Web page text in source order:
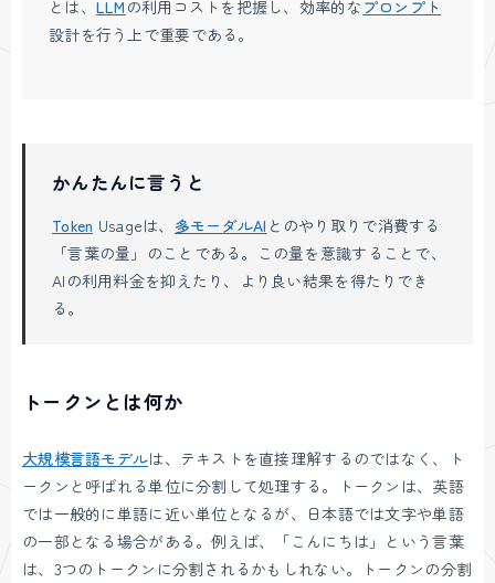
とは、 LLM の利用コストを把握し、効率的な プロンプト
設計を行う上で重要である。
かんたんに言うと
Token Usageは、 多モーダルAI とのやり取りで消費する
「言葉の量」のことである。この量を意識することで、
AIの利用料金を抑えたり、より良い結果を得たりでき
る。
トークンとは何か
大規模言語モデルは、テキストを直接理解するのではなく、ト
ークンと呼ばれる単位に分割して処理する。トークンは、英語
では一般的に単語に近い単位となるが、日本語では文字や単語
の一部となる場合がある。例えば、「こんにちは」という言葉
は、3つのトークンに分割されるかもしれない。トークンの分割